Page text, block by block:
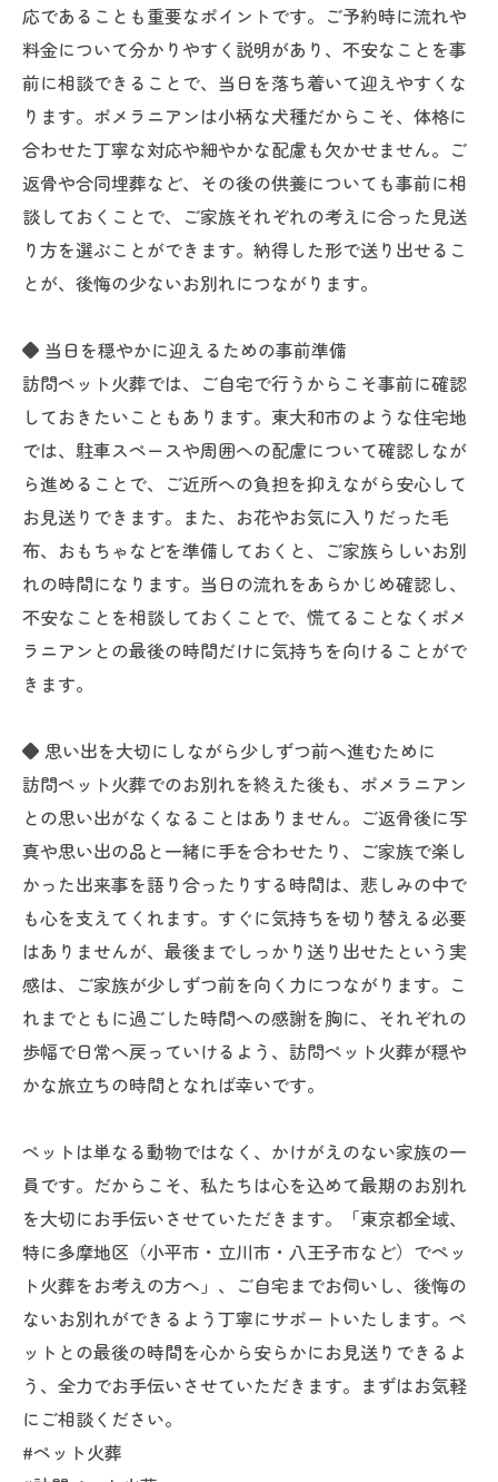
応であることも重要なポイントです。ご予約時に流れや
料金について分かりやすく説明があり、不安なことを事
前に相談できることで、当日を落ち着いて迎えやすくな
ります。ポメラニアンは小柄な犬種だからこそ、体格に
合わせた丁寧な対応や細やかな配慮も欠かせません。ご
返骨や合同埋葬など、その後の供養についても事前に相
談しておくことで、ご家族それぞれの考えに合った見送
り方を選ぶことができます。納得した形で送り出せるこ
とが、後悔の少ないお別れにつながります。
◆ 当日を穏やかに迎えるための事前準備
訪問ペット火葬では、ご自宅で行うからこそ事前に確認
しておきたいこともあります。東大和市のような住宅地
では、駐車スペースや周囲への配慮について確認しなが
ら進めることで、ご近所への負担を抑えながら安心して
お見送りできます。また、お花やお気に入りだった毛
布、おもちゃなどを準備しておくと、ご家族らしいお別
れの時間になります。当日の流れをあらかじめ確認し、
不安なことを相談しておくことで、慌てることなくポメ
ラニアンとの最後の時間だけに気持ちを向けることがで
きます。
◆ 思い出を大切にしながら少しずつ前へ進むために
訪問ペット火葬でのお別れを終えた後も、ポメラニアン
との思い出がなくなることはありません。ご返骨後に写
真や思い出の品と一緒に手を合わせたり、ご家族で楽し
かった出来事を語り合ったりする時間は、悲しみの中で
も心を支えてくれます。すぐに気持ちを切り替える必要
はありませんが、最後までしっかり送り出せたという実
感は、ご家族が少しずつ前を向く力につながります。こ
れまでともに過ごした時間への感謝を胸に、それぞれの
歩幅で日常へ戻っていけるよう、訪問ペット火葬が穏や
かな旅立ちの時間となれば幸いです。
ペットは単なる動物ではなく、かけがえのない家族の一
員です。だからこそ、私たちは心を込めて最期のお別れ
を大切にお手伝いさせていただきます。「東京都全域、
特に多摩地区（小平市・立川市・八王子市など）でペッ
ト火葬をお考えの方へ」、ご自宅までお伺いし、後悔の
ないお別れができるよう丁寧にサポートいたします。ペ
ットとの最後の時間を心から安らかにお見送りできるよ
う、全力でお手伝いさせていただきます。まずはお気軽
にご相談ください。
#ペット火葬